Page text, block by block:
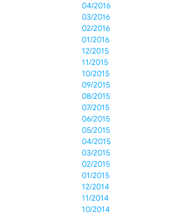
04/2016
03/2016
02/2016
01/2016
12/2015
11/2015
10/2015
09/2015
08/2015
07/2015
06/2015
05/2015
04/2015
03/2015
02/2015
01/2015
12/2014
11/2014
10/2014